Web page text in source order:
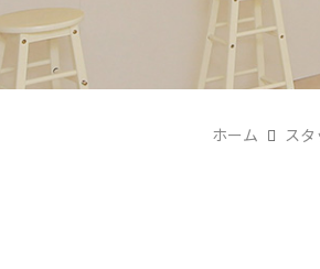
ホーム ス